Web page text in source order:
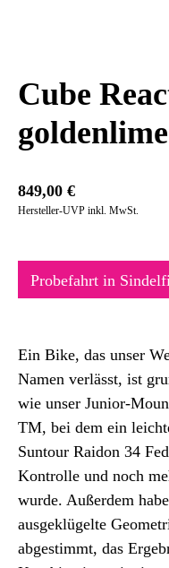
Cube
849,00 €
Hersteller-UVP inkl. MwSt.
Probefahrt in
Ein Bike, das unser
Namen verlässt, ist
wie unser Junior-
TM, bei dem ein
Suntour Raidon 34
Kontrolle und noch
wurde. Außerdem
ausgeklügelte
abgestimmt, das